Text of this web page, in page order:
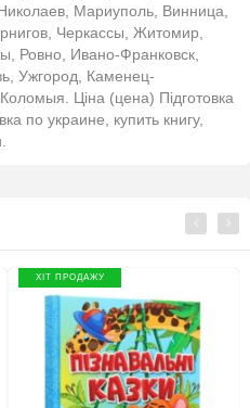
Мариуполь, Винница,
Черкассы, Житомир,
Ровно, Ивано-Франковск,
Ужгород, Каменец-
Ціна (цена) Підготовка
по украине, купить книгу,
ХІТ ПРОДАЖУ